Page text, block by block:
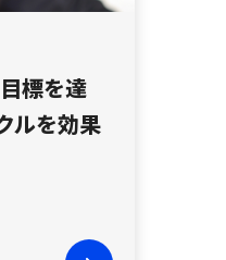
標を達
ルを効果